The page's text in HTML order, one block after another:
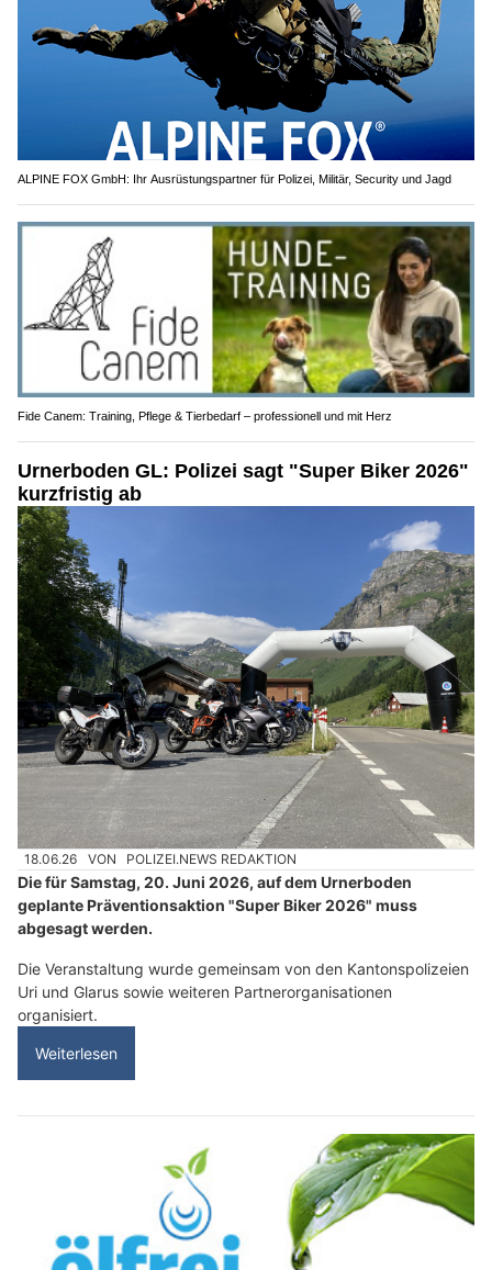
ALPINE FOX GmbH: Ihr Ausrüstungspartner für Polizei, Militär, Security und Jagd
Fide Canem: Training, Pflege & Tierbedarf – professionell und mit Herz
Urnerboden GL: Polizei sagt "Super Biker 2026"
kurzfristig ab
18.06.26 VON POLIZEI.NEWS REDAKTION
Die für Samstag, 20. Juni 2026, auf dem Urnerboden
geplante Präventionsaktion "Super Biker 2026" muss
abgesagt werden.
Die Veranstaltung wurde gemeinsam von den Kantonspolizeien
Uri und Glarus sowie weiteren Partnerorganisationen
organisiert.
Weiterlesen